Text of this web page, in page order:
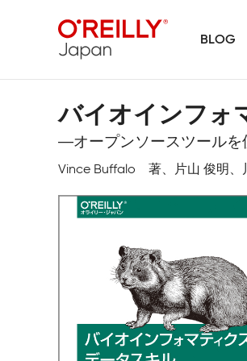
BLOG
バイオインフォ
―オープンソースツールを
Vince Buffalo 著、片山 俊明、